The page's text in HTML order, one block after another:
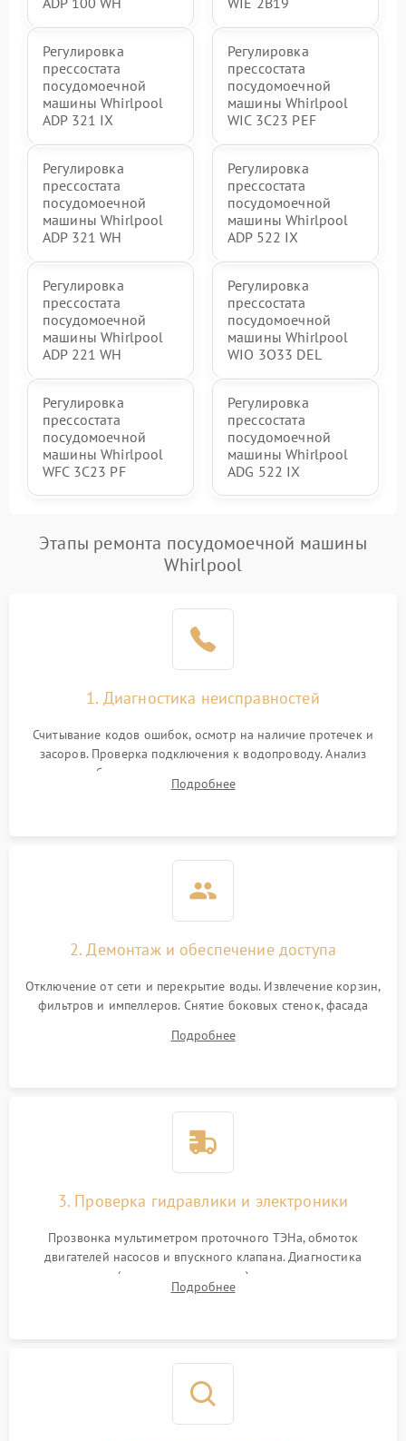
Регулировка
прессостата
посудомоечной
машины Whirlpool
ADP 321 IX
Регулировка
прессостата
посудомоечной
машины Whirlpool
WIC 3C23 PEF
Регулировка
прессостата
посудомоечной
машины Whirlpool
ADP 321 WH
Регулировка
прессостата
посудомоечной
машины Whirlpool
ADP 522 IX
Регулировка
прессостата
посудомоечной
машины Whirlpool
ADP 221 WH
Регулировка
прессостата
посудомоечной
машины Whirlpool
WIO 3O33 DEL
Регулировка
прессостата
посудомоечной
машины Whirlpool
WFC 3C23 PF
Регулировка
прессостата
посудомоечной
машины Whirlpool
ADG 522 IX
Этапы ремонта посудомоечной машины
Whirlpool
1. Диагностика неисправностей
Считывание кодов ошибок, осмотр на наличие протечек и
засоров. Проверка подключения к водопроводу. Анализ
жалоб на отсутствие слива, нагрева, вращения
разбрызгивателей или срабатывание системы защиты
Подробнее
2. Демонтаж и обеспечение доступа
Отключение от сети и перекрытие воды. Извлечение корзин,
фильтров и импеллеров. Снятие боковых стенок, фасада
циркуляционному насосу, ТЭНу и сливной помпе.
Подробнее
3. Проверка гидравлики и электроники
Прозвонка мультиметром проточного ТЭНа, обмоток
двигателей насосов и впускного клапана. Диагностика
прессостата (датчика уровня воды), датчика мутности,
концевика дверцы и электронного модуля управления.
Подробнее